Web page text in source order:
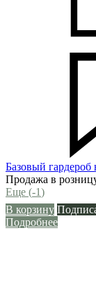
Базовый
Продажа в
Еще (-1)
В корзину
Подробнее